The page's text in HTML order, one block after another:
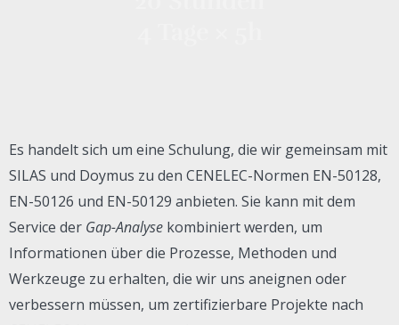
Es handelt sich um eine Schulung, die wir gemeinsam mit
SILAS und Doymus zu den CENELEC-Normen EN-50128,
EN-50126 und EN-50129 anbieten. Sie kann mit dem
Service der Gap-Analyse kombiniert werden, um
Informationen über die Prozesse, Methoden und
Werkzeuge zu erhalten, die wir uns aneignen oder
verbessern müssen, um zertifizierbare Projekte nach